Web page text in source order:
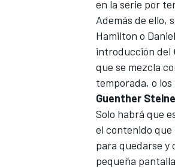
en la serie por
Además de ello,
Hamilton o
introducción del
que se mezcla
temporada, o
Guenther
Solo habrá que
el contenido que
para quedarse y
pequeña